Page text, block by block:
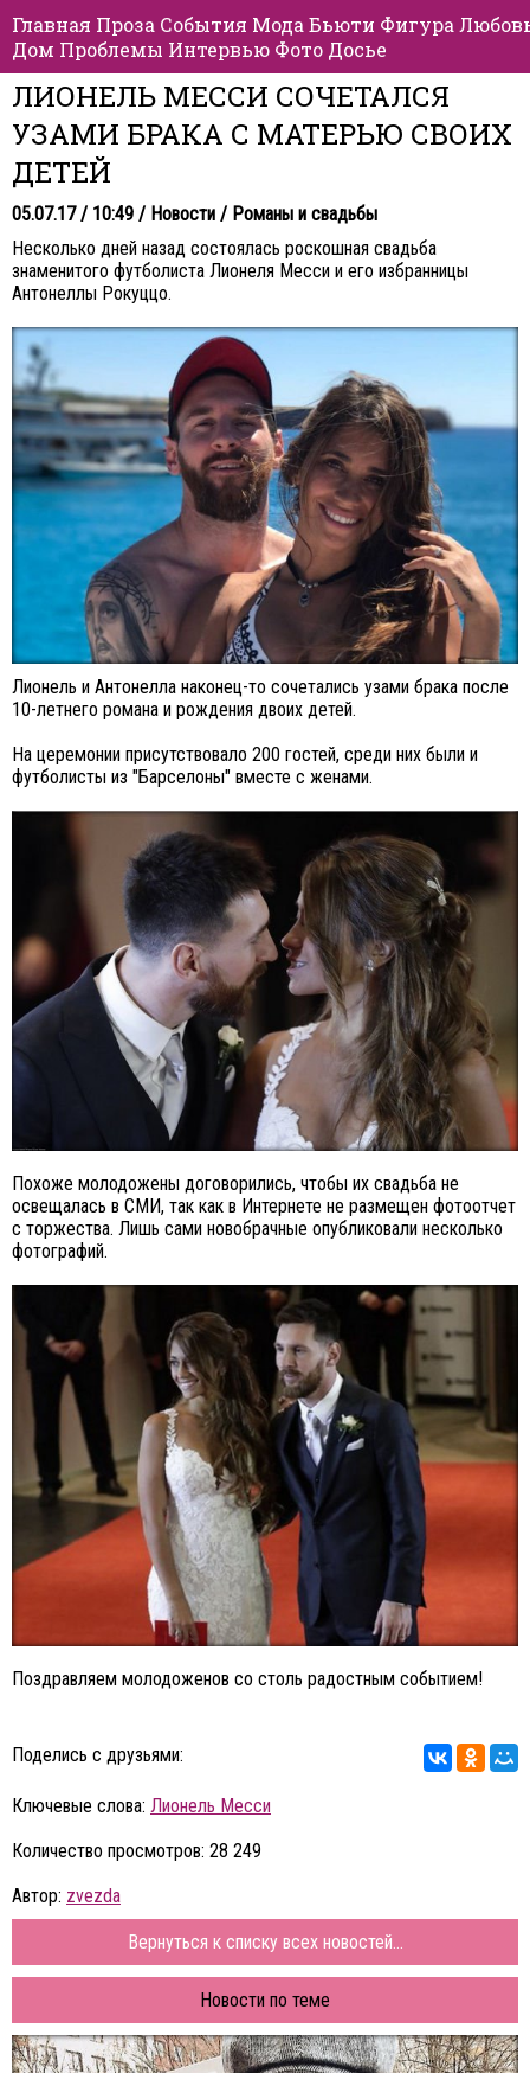
Главная Проза События Мода Бьюти Фигура
Дом Проблемы Интервью Фото Досье
ЛИОНЕЛЬ МЕССИ СОЧЕТАЛСЯ
УЗАМИ БРАКА С МАТЕРЬЮ СВОИХ
ДЕТЕЙ
05.07.17 / 10:49 / Новости / Романы и свадьбы
Несколько дней назад состоялась роскошная свадьба
знаменитого футболиста Лионеля Месси и его избранницы
Антонеллы Рокуццо.
Лионель и Антонелла наконец-то сочетались узами брака после
10-летнего романа и рождения двоих детей.
На церемонии присутствовало 200 гостей, среди них были и
футболисты из "Барселоны" вместе с женами.
Похоже молодожены договорились, чтобы их свадьба не
освещалась в СМИ, так как в Интернете не размещен фотоотчет
с торжества. Лишь сами новобрачные опубликовали несколько
фотографий.
Поздравляем молодоженов со столь радостным событием!
Поделись с друзьями:
Ключевые слова: Лионель Месси
Количество просмотров: 28 249
Автор: zvezda
Вернуться к списку всех новостей...
Новости по теме